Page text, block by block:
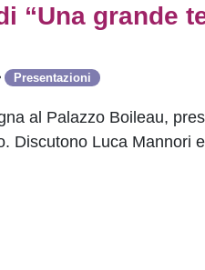
“Una grande
Presentazioni
al Palazzo Boileau,
Discutono Luca Mannori